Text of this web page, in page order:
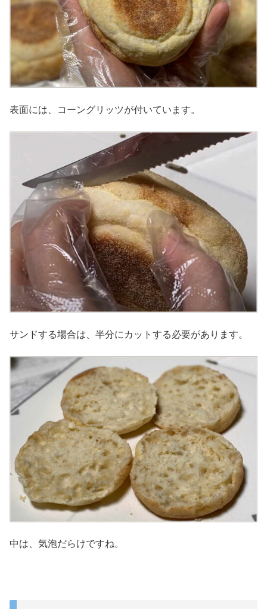
表面には、コーングリッツが付いています。
サンドする場合は、半分にカットする必要があります。
中は、気泡だらけですね。